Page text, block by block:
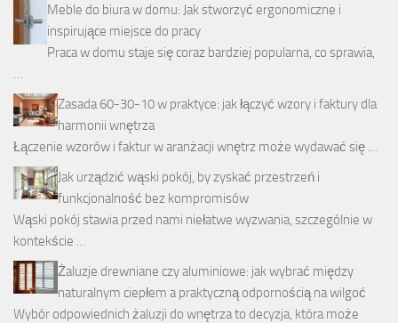
Meble do biura w domu: Jak stworzyć ergonomiczne i
inspirujące miejsce do pracy
Praca w domu staje się coraz bardziej popularna, co sprawia,
…
Zasada 60-30-10 w praktyce: jak łączyć wzory i faktury dla
harmonii wnętrza
Łączenie wzorów i faktur w aranżacji wnętrz może wydawać się …
Jak urządzić wąski pokój, by zyskać przestrzeń i
funkcjonalność bez kompromisów
Wąski pokój stawia przed nami niełatwe wyzwania, szczególnie w
kontekście …
Żaluzje drewniane czy aluminiowe: jak wybrać między
naturalnym ciepłem a praktyczną odpornością na wilgoć
Wybór odpowiednich żaluzji do wnętrza to decyzja, która może